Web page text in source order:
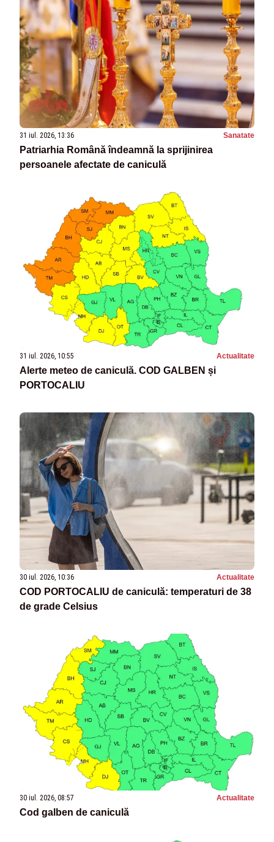
31 iul. 2026, 13:36 Sanatate
Patriarhia Română îndeamnă la sprijinirea
persoanele afectate de caniculă
31 iul. 2026, 10:55 Actualitate
Alerte meteo de caniculă. COD GALBEN și
PORTOCALIU
30 iul. 2026, 10:36 Actualitate
COD PORTOCALIU de caniculă: temperaturi de 38
de grade Celsius
30 iul. 2026, 08:57 Actualitate
Cod galben de caniculă